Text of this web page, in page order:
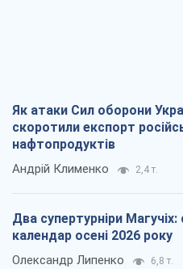
Як атаки Сил оборони
скоротили експорт
нафтопродуктів
Андрій Клименко 2,4 т.
Два супертурніри
календар осені 2026 року
Олександр Липенко 6,8 т.